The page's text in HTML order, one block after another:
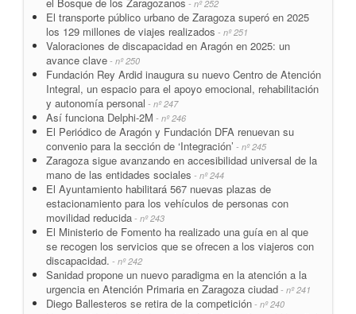
- nº 252
El transporte público urbano de Zaragoza superó en 2025
los 129 millones de viajes realizados - nº 251
Valoraciones de discapacidad en Aragón en 2025: un
avance clave - nº 250
Fundación Rey Ardid inaugura su nuevo Centro de Atención
Integral, un espacio para el apoyo emocional, rehabilitación
y autonomía personal - nº 247
Así funciona Delphi-2M - nº 246
El Periódico de Aragón y Fundación DFA renuevan su
convenio para la sección de ‘Integración’ - nº 245
Zaragoza sigue avanzando en accesibilidad universal de la
mano de las entidades sociales - nº 244
El Ayuntamiento habilitará 567 nuevas plazas de
estacionamiento para los vehículos de personas con
movilidad reducida - nº 243
El Ministerio de Fomento ha realizado una guía en al que
se recogen los servicios que se ofrecen a los viajeros con
discapacidad. - nº 242
Sanidad propone un nuevo paradigma en la atención a la
urgencia en Atención Primaria en Zaragoza ciudad - nº 241
Diego Ballesteros se retira de la competición - nº 240